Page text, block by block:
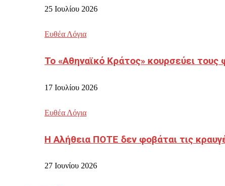
25 Ιουλίου 2026
Ευθέα Λόγια
Το «Αθηναϊκό Κράτος» κουρσεύει τους
17 Ιουλίου 2026
Ευθέα Λόγια
Η Αλήθεια ΠΟΤΕ δεν φοβάται τις
27 Ιουνίου 2026